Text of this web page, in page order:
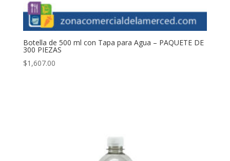
Botella de 500 ml con Tapa para Agua – PAQUETE DE
300 PIEZAS
$1,607.00